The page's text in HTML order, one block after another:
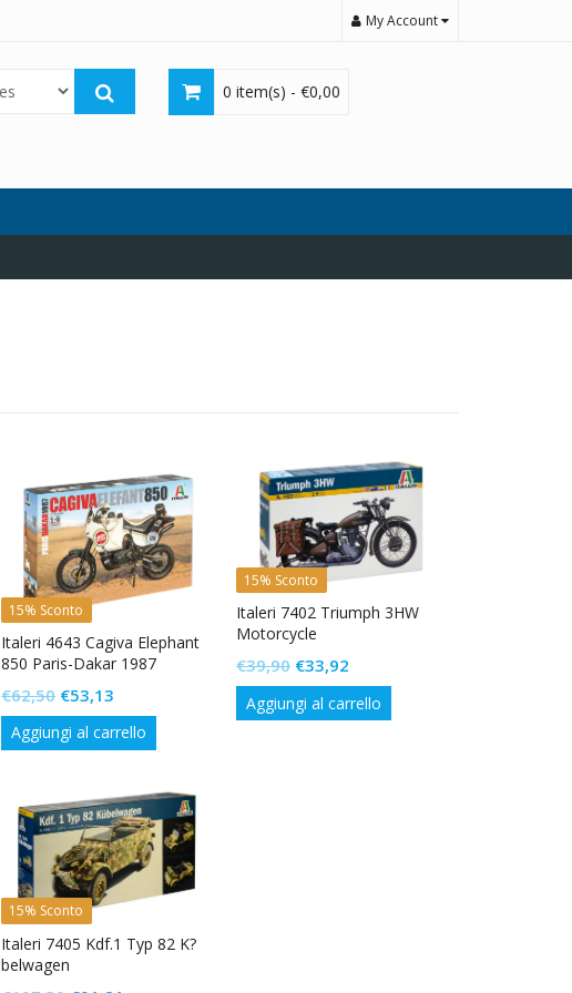
My Account
0 item(s) - €0,00
15% Sconto
Italeri 4643 Cagiva Elephant
850 Paris-Dakar 1987
€62,50 Il
prezzo
originale
€62,50.
€53,13
prezzo
attuale
€53,13.
Aggiungi al carrello
15% Sconto
Italeri 7402 Triumph 3HW
Motorcycle
€39,90 Il
prezzo
originale
€33,92
prezzo
attuale
Aggiungi al carrello
15% Sconto
Italeri 7405 Kdf.1 Typ 82 K?
belwagen